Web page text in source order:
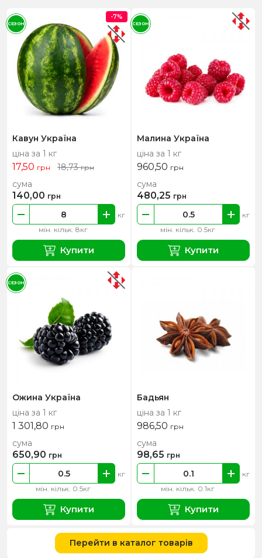
Кавун Україна
ціна за 1 кг
17,50 грн 18,73грн
мін. кільк. 8кг
кг
сума
140,00 грн
Купити
-7%
СЕЗОН
Малина Україна
ціна за 1 кг
960,50 грн
мін. кільк. 0.5кг
кг
сума
480,25 грн
Купити
СЕЗОН
Ожина Україна
ціна за 1 кг
1 301,80 грн
мін. кільк. 0.5кг
кг
сума
650,90 грн
Купити
СЕЗОН
Бадьян
ціна за 1 кг
986,50 грн
мін. кільк. 0.1кг
кг
сума
98,65 грн
Купити
Перейти в каталог товарів